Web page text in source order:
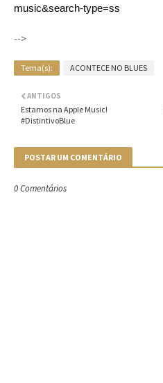
music&search-type=ss
-->
Tema(s): ACONTECE NO BLUES
ANTIGOS
Estamos na Apple Music!
#DistintivoBlue
POSTAR UM COMENTÁRIO
0 Comentários